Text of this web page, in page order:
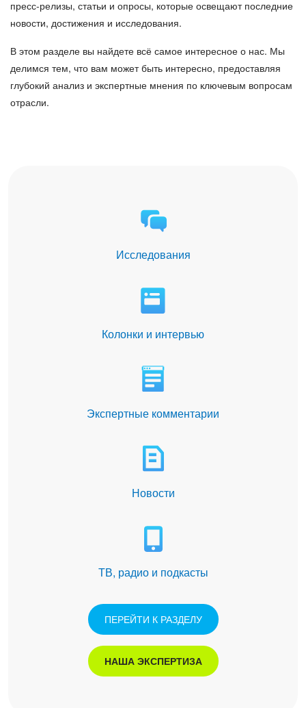
пресс-релизы, статьи и опросы, которые освещают последние
новости, достижения и исследования.
В этом разделе вы найдете всё самое интересное о нас. Мы
делимся тем, что вам может быть интересно, предоставляя
глубокий анализ и экспертные мнения по ключевым вопросам
отрасли.
Исследования
Колонки и интервью
Экспертные комментарии
Новости
ТВ, радио и подкасты
ПЕРЕЙТИ К РАЗДЕЛУ
НАША ЭКСПЕРТИЗА